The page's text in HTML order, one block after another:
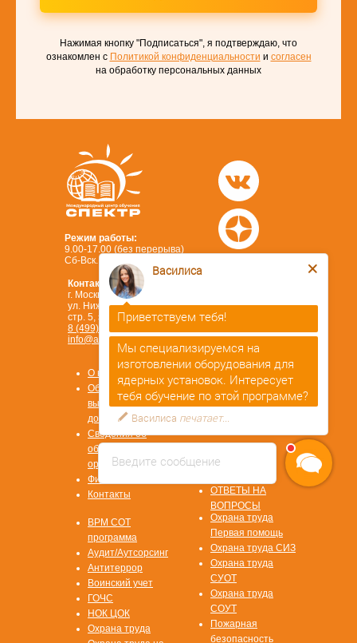
Нажимая кнопку "Подписаться", я подтверждаю, что
ознакомлен с Политикой конфиденциальности и согласен
на обработку персональных данных
Режим работы:
9.00-17.00 (без перерыва)
Сб-Вск.: выходной
Позвонить или написать
в MAX
8 (930) 932 50 08
Контакты:
г. Москва,
ул. Нижегородская, д. 32,
стр. 5, этаж 3.
8 (499) 450-84-33
info@ano-spektr.ru
Стать
ОТВЕТЫ НА
ВОПРОСЫ
ВРМ СОТ
программа
Аудит/Аутсорсинг
Антитеррор
Воинский учет
ГОЧС
НОК ЦОК
Охрана труда
Охрана труда
Первая помощь
Охрана труда СИЗ
Охрана труда
СУОТ
Охрана труда
СОУТ
Пожарная
безопасность
О компании
Образцы
выдаваемых
документов
Сведения об
образовательной
организации
Физ. лицам
Контакты
Введите сообщение
Василиса
Приветствуем тебя!
Мы специализируемся на
изготовлении оборудования для
ядерных установок. Интересует
тебя обучение по этой программе?
Василиса печатает...